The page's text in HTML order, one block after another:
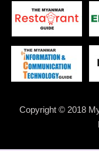
Copyright © 2018